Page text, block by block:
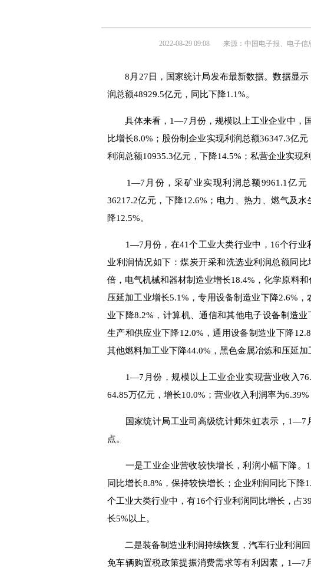
2022-08-29 09:08 来源： 中国电子报、电子信
8月27日，国家统计局发布最新数据。数据显示
润总额48929.5亿元，同比下降1.1%。
具体来看，1—7月份，规模以上工业企业中，国
比增长8.0%；股份制企业实现利润总额36347.3亿
利润总额10935.3亿元，下降14.5%；私营企业实现
1—7月份，采矿业实现利润总额9961.1亿元
36217.2亿元，下降12.6%；电力、热力、燃气及
降12.5%。
1—7月份，在41个工业大类行业中，16个行业
业利润情况如下：煤炭开采和洗选业利润总额同
倍，电气机械和器材制造业增长18.4%，化学原料
压延加工业增长5.1%，专用设备制造业下降2.6%
业下降8.2%，计算机、通信和其他电子设备制造
生产和供应业下降12.0%，通用设备制造业下降
其他燃料加工业下降44.0%，黑色金属冶炼和压延加
1—7月份，规模以上工业企业实现营业收入
64.85万亿元，增长10.0%；营业收入利润率为6.39%
国家统计局工业司高级统计师朱虹表示，1—7
点。
一是工业企业营收较快增长，利润小幅下降。
同比增长8.8%，保持较快增长；企业利润同比下降
个工业大类行业中，有16个行业利润同比增长，占
长5%以上。
二是装备制造业利润持续恢复，汽车行业利润回
免车辆购置税政策提振消费需求等有利因素，1—7